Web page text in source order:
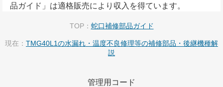
品ガイド」は適格販売により収入を得ています。
TOP： 蛇口補修部品ガイド
現在： TMG40L1の水漏れ・温度不良修理等の補修部品・後継機種解
説
管理用コード